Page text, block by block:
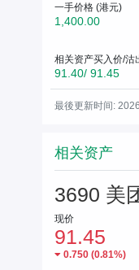
一手价格 (港元)
1,400.00
相关资产买入价/沽
91.40/ 91.45
最後更新时间:
相关资产
3690 美
现价
91.45
0.750(0.81%)